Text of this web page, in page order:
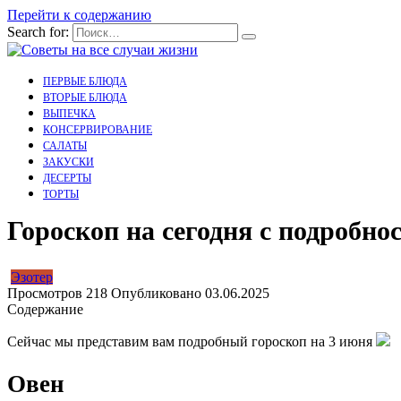
Перейти к содержанию
Search for:
ПЕРВЫЕ БЛЮДА
ВТОРЫЕ БЛЮДА
ВЫПЕЧКА
КОНСЕРВИРОВАНИЕ
САЛАТЫ
ЗАКУСКИ
ДЕСЕРТЫ
ТОРТЫ
Гороскоп на сегодня с
Эзотер
Просмотров 218 Опубликовано 03.06.2025
Содержание
Сейчас мы представим вам подробный гороскоп на 3 июня
Овен